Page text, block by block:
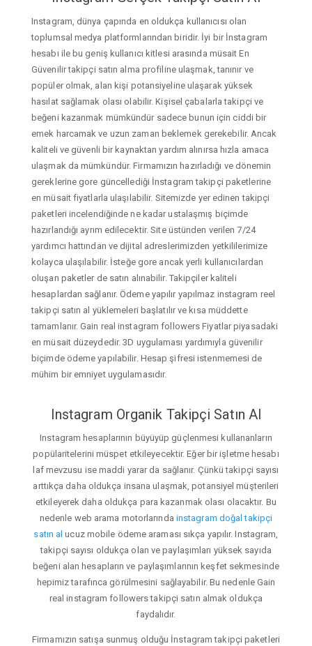
Instagram, dünya çapında en oldukça kullanıcısı olan
toplumsal medya platformlarından biridir. İyi bir İnstagram
hesabı ile bu geniş kullanıcı kitlesi arasında müsait En
Güvenilir takipçi satın alma profiline ulaşmak, tanınır ve
popüler olmak, alan kişi potansiyeline ulaşarak yüksek
hasılat sağlamak olası olabilir. Kişisel çabalarla takipçi ve
beğeni kazanmak mümkündür sadece bunun için ciddi bir
emek harcamak ve uzun zaman beklemek gerekebilir. Ancak
kaliteli ve güvenli bir kaynaktan yardım alınırsa hızla amaca
ulaşmak da mümkündür. Firmamızın hazırladığı ve dönemin
gereklerine gore güncellediği İnstagram takipçi paketlerine
en müsait fiyatlarla ulaşılabilir. Sitemizde yer edinen takipçi
paketleri incelendiğinde ne kadar ustalaşmış biçimde
hazırlandığı ayrım edilecektir. Site üstünden verilen 7/24
yardımcı hattından ve dijital adreslerimizden yetkililerimize
kolayca ulaşılabilir. İsteğe gore ancak yerli kullanıcılardan
oluşan paketler de satın alınabilir. Takipçiler kaliteli
hesaplardan sağlanır. Ödeme yapılır yapılmaz instagram reel
takipçi satın al yüklemeleri başlatılır ve kısa müddette
tamamlanır. Gain real instagram followers Fiyatlar piyasadaki
en müsait düzeydedir. 3D uygulaması yardımıyla güvenilir
biçimde ödeme yapılabilir. Hesap şifresi istenmemesi de
mühim bir emniyet uygulamasıdır.
Instagram Organik Takipçi Satın Al
Instagram hesaplarının büyüyüp güçlenmesi kullananların
popülaritelerini müspet etkileyecektir. Eğer bir işletme hesabı
laf mevzusu ise maddi yarar da sağlanır. Çünkü takipçi sayısı
arttıkça daha oldukça insana ulaşmak, potansiyel müşterileri
etkileyerek daha oldukça para kazanmak olası olacaktır. Bu
nedenle web arama motorlarında instagram doğal takipçi
satın al ucuz mobile ödeme araması sıkça yapılır. Instagram,
takipçi sayısı oldukça olan ve paylaşımları yüksek sayıda
beğeni alan hesapların ve paylaşımlarının keşfet sekmesinde
hepimiz tarafınca görülmesini sağlayabilir. Bu nedenle Gain
real instagram followers takipçi satın almak oldukça
faydalıdır.
Firmamızın satışa sunmuş olduğu İnstagram takipçi paketleri